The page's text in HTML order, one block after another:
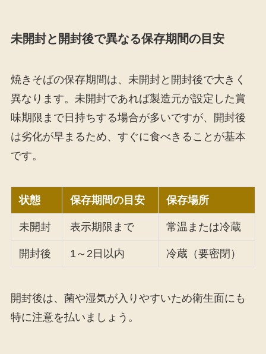
未開封と開封後で異なる保存期間の目安
焼きそばの保存期間は、未開封と開封後で大きく
異なります。未開封であれば製造元が設定した賞
味期限まで日持ちする場合が多いですが、開封後
は劣化が早まるため、すぐに食べきることが基本
です。
状態 保存期間の目安 保存場所
未開封 表示期限まで 常温または冷蔵
開封後 1～2日以内 冷蔵（要密閉）
開封後は、菌や湿気が入りやすいため衛生面にも
特に注意を払いましょう。